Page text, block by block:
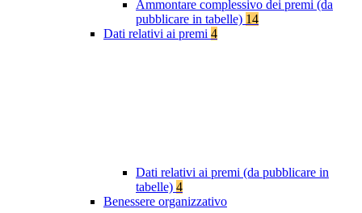
Ammontare complessivo dei premi (da
pubblicare in tabelle) 14
Dati relativi ai premi 4
Dati relativi ai premi (da pubblicare in
tabelle) 4
Benessere organizzativo